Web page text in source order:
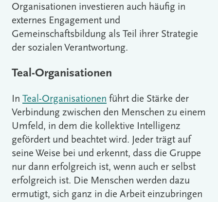
Organisationen investieren auch häufig in
externes Engagement und
Gemeinschaftsbildung als Teil ihrer Strategie
der sozialen Verantwortung.
Teal-Organisationen
In Teal-Organisationen führt die Stärke der
Verbindung zwischen den Menschen zu einem
Umfeld, in dem die kollektive Intelligenz
gefördert und beachtet wird. Jeder trägt auf
seine Weise bei und erkennt, dass die Gruppe
nur dann erfolgreich ist, wenn auch er selbst
erfolgreich ist. Die Menschen werden dazu
ermutigt, sich ganz in die Arbeit einzubringen